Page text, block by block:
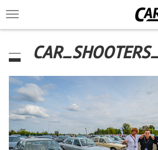
Toggle
navigation